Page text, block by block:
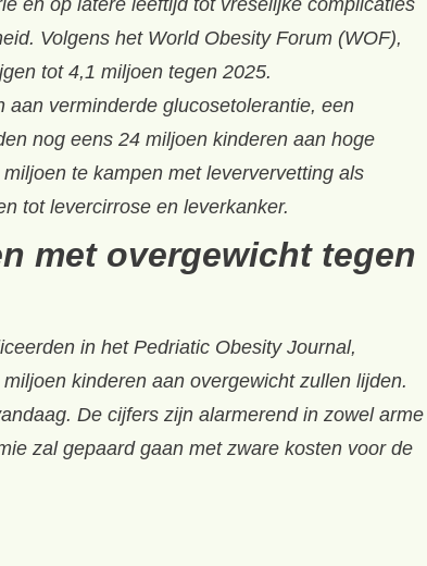
en op latere leeftijd tot vreselijke complicaties
Volgens het World Obesity Forum (WOF),
tot 4,1 miljoen tegen 2025.
verminderde glucosetolerantie, een
nog eens 24 miljoen kinderen aan hoge
te kampen met leververvetting als
tot levercirrose en leverkanker.
met overgewicht tegen
in het Pedriatic Obesity Journal,
kinderen aan overgewicht zullen lijden.
De cijfers zijn alarmerend in zowel arme
zal gepaard gaan met zware kosten voor de